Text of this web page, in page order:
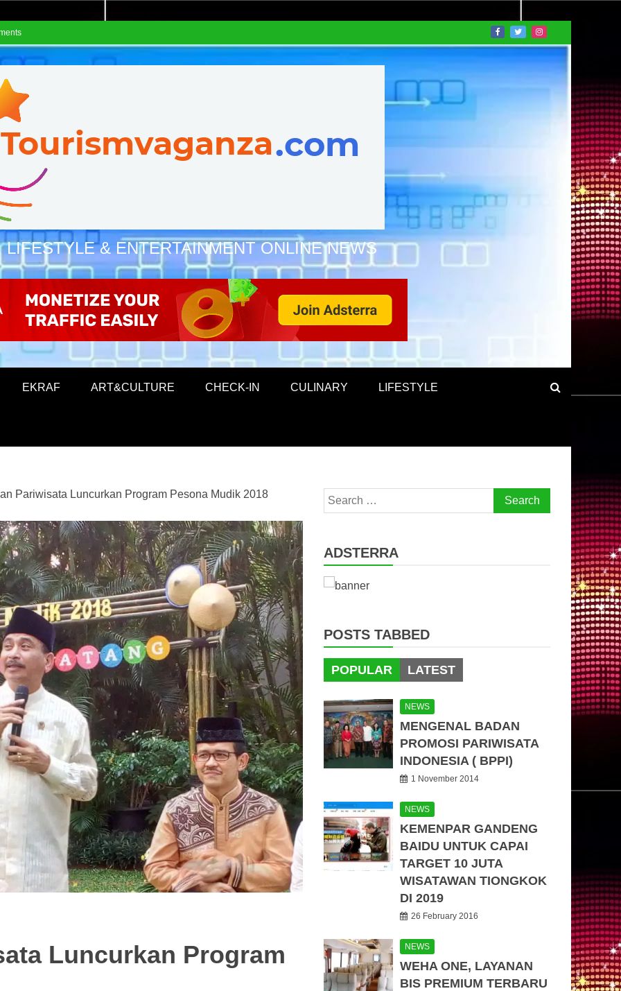
LIFESTYLE & ENTERTAINMENT ONLINE NEWS
EKRAF ART&CULTURE CHECK-IN CULINARY LIFESTYLE
Pariwisata Luncurkan Program Pesona Mudik 2018
Luncurkan Program
Search
for:
ADSTERRA
POSTS TABBED
POPULAR LATEST
NEWS
MENGENAL BADAN
PROMOSI PARIWISATA
INDONESIA ( BPPI)
1 November 2014
NEWS
KEMENPAR GANDENG
BAIDU UNTUK CAPAI
TARGET 10 JUTA
WISATAWAN TIONGKOK
DI 2019
26 February 2016
NEWS
WEHA ONE, LAYANAN
BIS PREMIUM TERBARU